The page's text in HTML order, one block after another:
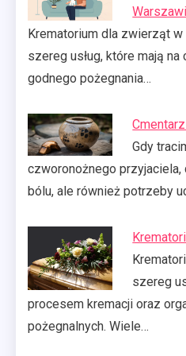
Krematorium dla zwierząt
szereg usług, które mają
godnego pożegnania…
Gdy
czworonożnego
bólu, ale również potrzeby
szereg
procesem kremacji oraz
pożegnalnych. Wiele…